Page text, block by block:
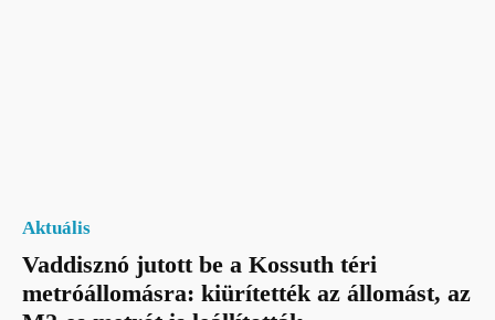
Aktuális
Vaddisznó jutott be a Kossuth téri
metróállomásra: kiürítették az állomást, az